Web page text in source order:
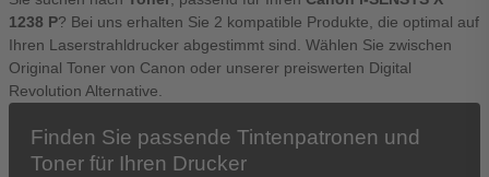
1238 P? Bei uns erhalten Sie 2 kompatible Produkte, die optimal auf
Ihren Laserstrahldrucker abgestimmt sind. Wählen Sie zwischen
Original Toner von Canon oder unserer preiswerten Digital
Revolution Alternative.
Finden Sie passende Tintenpatronen und
Toner für Ihren Drucker